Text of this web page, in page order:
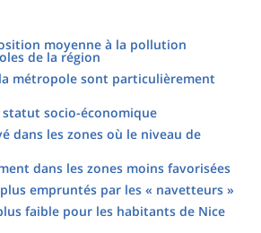
moyenne à la pollution
de la région
métropole sont particulièrement
statut socio-économique
dans les zones où le niveau de
dans les zones moins favorisées
empruntés par les « navetteurs »
faible pour les habitants de Nice